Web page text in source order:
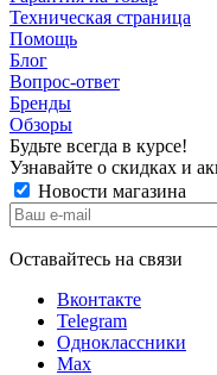
Техническая страница
Помощь
Блог
Вопрос-ответ
Бренды
Обзоры
Будьте всегда в курсе!
Узнавайте о скидках и
Новости магазина
Оставайтесь на связи
Вконтакте
Telegram
Одноклассники
Max